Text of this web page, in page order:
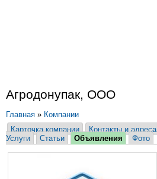
Агродонупак, ООО
Главная » Компании
Карточка компании
Контакты и адреса
Услуги
Статьи Объявления Фото